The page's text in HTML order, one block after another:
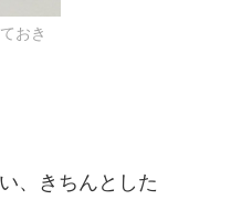
おき
、きちんとした